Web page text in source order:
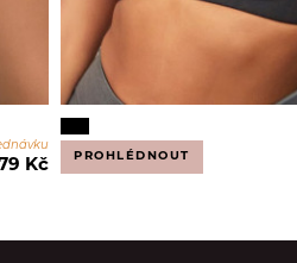
Kč
PROHLÉDNOUT